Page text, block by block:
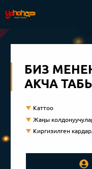
БИЗ
АКЧА
Каттоо
Жаңы
Киргизилген